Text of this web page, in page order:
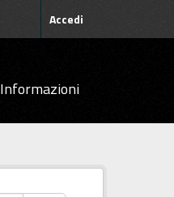
Accedi
Informazioni